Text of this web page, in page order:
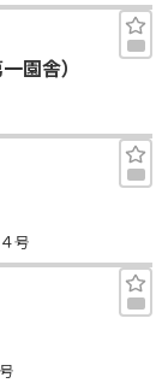
園舎）
号